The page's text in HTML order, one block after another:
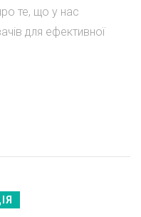
те, що у нас
для ефективної